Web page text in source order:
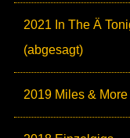
2021 In The Ä
(abgesagt)
2019 Miles & More